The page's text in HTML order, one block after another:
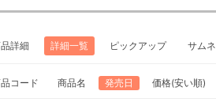
詳細 詳細一覧 ピックアップ サム
コード 商品名 発売日 価格(安い順)